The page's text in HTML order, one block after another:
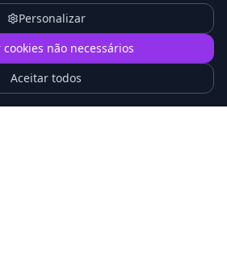
Vencedor na Corrida da
Tech
1
Personalizar
cookies não necessários
Aceitar todos